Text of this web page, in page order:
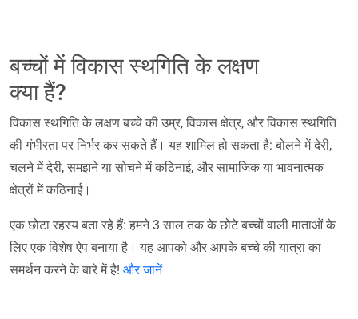
बच्चों में विकास स्थगिति के लक्षण
क्या हैं?
विकास स्थगिति के लक्षण बच्चे की उम्र, विकास क्षेत्र, और विकास स्थगिति
की गंभीरता पर निर्भर कर सकते हैं। यह शामिल हो सकता है: बोलने में देरी,
चलने में देरी, समझने या सोचने में कठिनाई, और सामाजिक या भावनात्मक
क्षेत्रों में कठिनाई।
एक छोटा रहस्य बता रहे हैं: हमने 3 साल तक के छोटे बच्चों वाली माताओं के
लिए एक विशेष ऐप बनाया है। यह आपको और आपके बच्चे की यात्रा का
समर्थन करने के बारे में है! और जानें